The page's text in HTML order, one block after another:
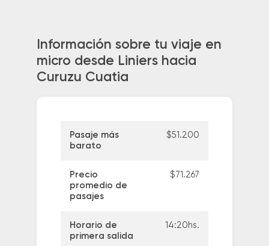
Información sobre tu viaje en
micro desde Liniers hacia
Curuzu Cuatia
Pasaje más
barato
$51.200
Precio
promedio de
pasajes
$71.267
Horario de
primera salida
14:20hs.